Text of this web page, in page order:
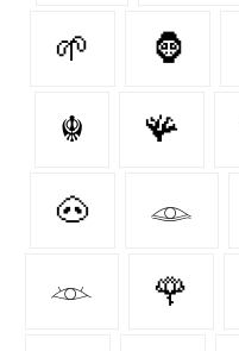
🌱 🦍
☬ 🪸
🐽 𓁼
𓁺 🌹